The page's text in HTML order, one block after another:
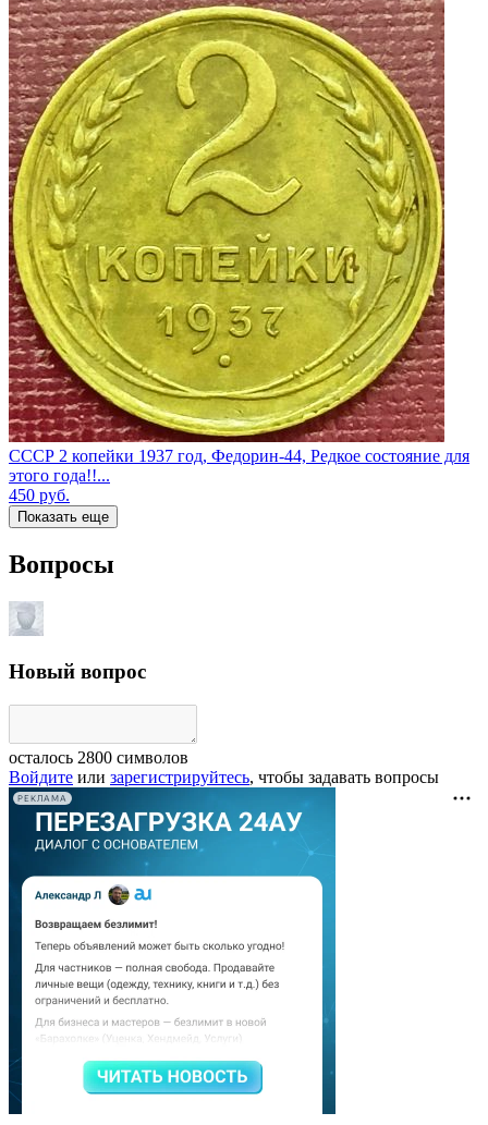
СССР 2 копейки 1937 год, Федорин-44, Редкое состояние для
этого года!!...
450 руб.
Показать еще
Вопросы
Новый вопрос
осталось 2800 символов
Войдите или зарегистрируйтесь, чтобы задавать вопросы
РЕКЛАМА